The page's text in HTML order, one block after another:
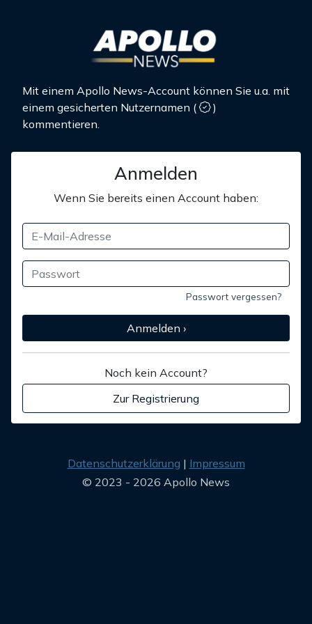
Mit einem Apollo News-Account können Sie u.a. mit
einem gesicherten Nutzernamen (
)
kommentieren.
Anmelden
Wenn Sie bereits einen Account haben:
Passwort vergessen?
Anmelden ›
Noch kein Account?
Zur Registrierung
Datenschutzerklärung
Impressum
© 2023 - 2026 Apollo News